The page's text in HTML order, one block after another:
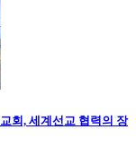
회, 세계선교 협력의 장